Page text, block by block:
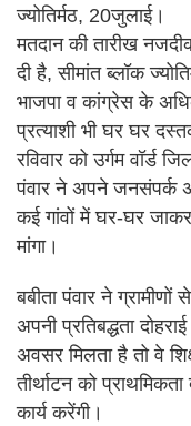
ज्योतिर्मठ, 20जुलाई।
मतदान की तारीख
दी है, सीमांत ब्लॉक
भाजपा व कांग्रेस के
प्रत्याशी भी घर घर
रविवार को उर्गम वॉर्ड
पंवार ने अपने जनसंपर्क
कई गांवों में घर-घर
मांगा।
बबीता पंवार ने
अपनी प्रतिबद्धता
अवसर मिलता है तो वे
तीर्थाटन को
कार्य करेंगी।